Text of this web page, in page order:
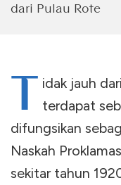
dari Pulau Rote
T idak jauh
terdapat
difungsikan
Naskah
sekitar tahun